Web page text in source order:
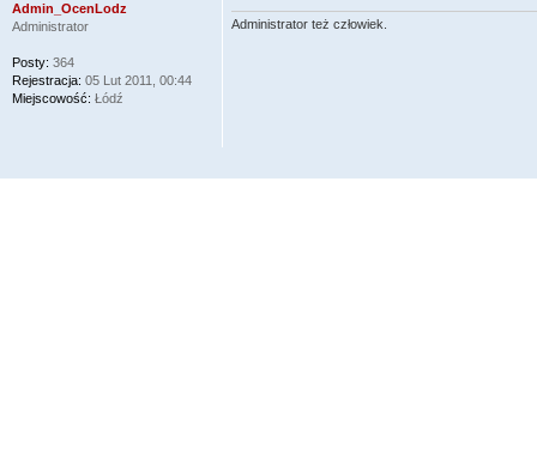
Administrator też człowiek.
Admin_OcenLodz
Administrator
Posty: 364
Rejestracja: 05 Lut 2011, 00:44
Miejscowość: Łódź